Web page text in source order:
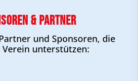
& Partner
und Sponsoren, die
Verein unterstützen: